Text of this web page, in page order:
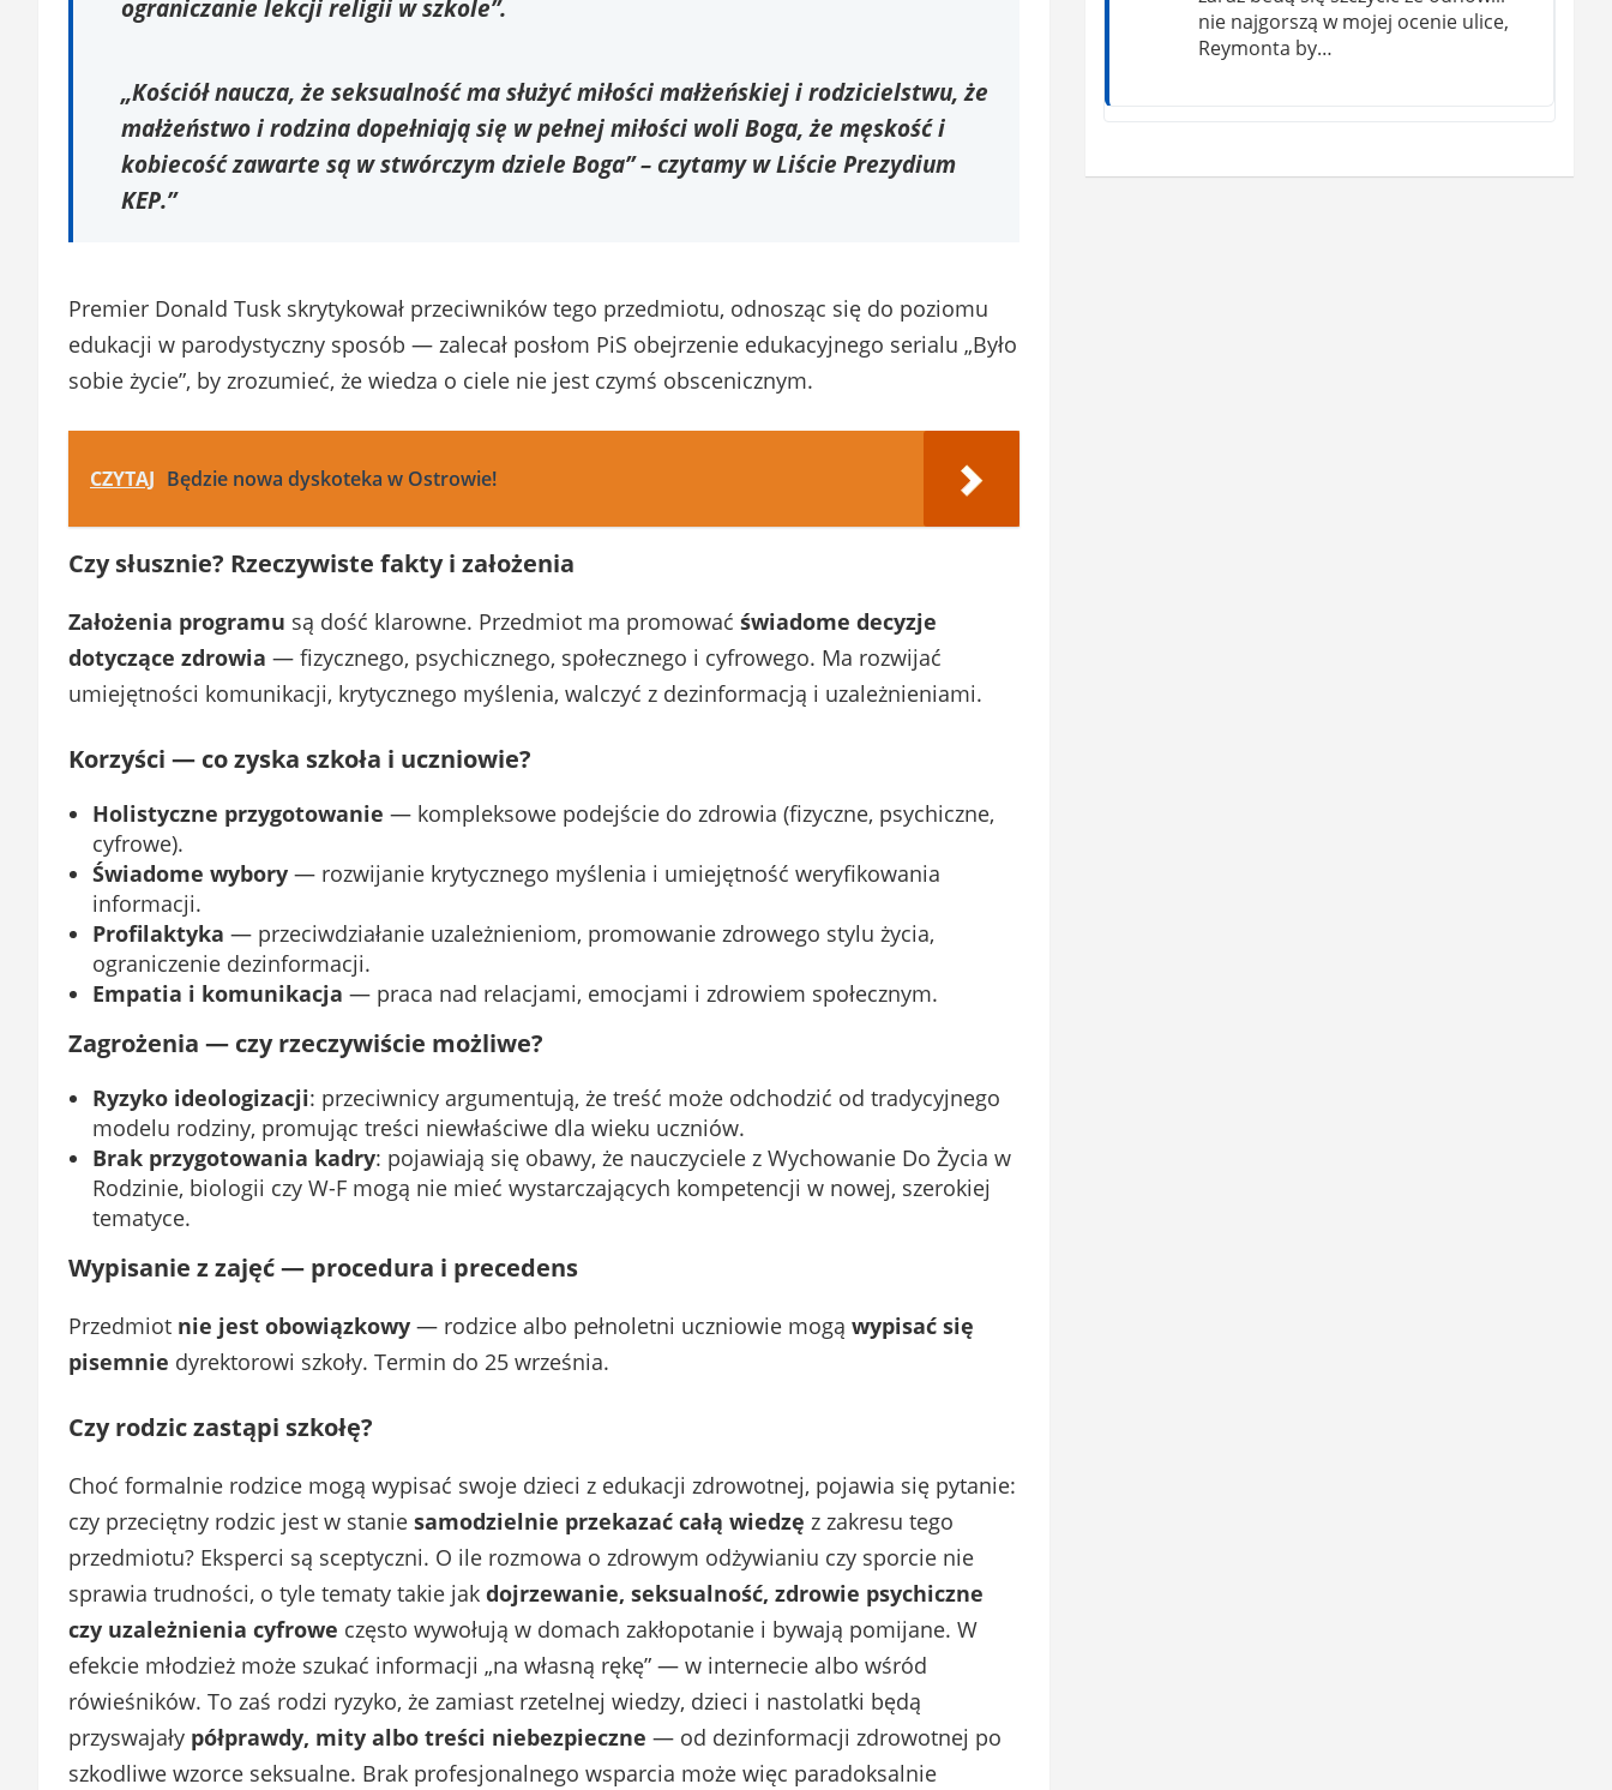
ograniczanie lekcji religii w szkole”.
„Kościół naucza, że seksualność ma służyć miłości małżeńskiej i rodzicielstwu, że
małżeństwo i rodzina dopełniają się w pełnej miłości woli Boga, że męskość i
kobiecość zawarte są w stwórczym dziele Boga” – czytamy w Liście Prezydium
KEP.”
Premier Donald Tusk skrytykował przeciwników tego przedmiotu, odnosząc się do poziomu
edukacji w parodystyczny sposób — zalecał posłom PiS obejrzenie edukacyjnego serialu „Było
sobie życie”, by zrozumieć, że wiedza o ciele nie jest czymś obscenicznym.
CZYTAJ Będzie nowa dyskoteka w Ostrowie!
Czy słusznie? Rzeczywiste fakty i założenia
Założenia programu są dość klarowne. Przedmiot ma promować świadome decyzje
dotyczące zdrowia — fizycznego, psychicznego, społecznego i cyfrowego. Ma rozwijać
umiejętności komunikacji, krytycznego myślenia, walczyć z dezinformacją i uzależnieniami.
Korzyści — co zyska szkoła i uczniowie?
Holistyczne przygotowanie — kompleksowe podejście do zdrowia (fizyczne, psychiczne,
cyfrowe).
Świadome wybory — rozwijanie krytycznego myślenia i umiejętność weryfikowania
informacji.
Profilaktyka — przeciwdziałanie uzależnieniom, promowanie zdrowego stylu życia,
ograniczenie dezinformacji.
Empatia i komunikacja — praca nad relacjami, emocjami i zdrowiem społecznym.
Zagrożenia — czy rzeczywiście możliwe?
Ryzyko ideologizacji: przeciwnicy argumentują, że treść może odchodzić od tradycyjnego
modelu rodziny, promując treści niewłaściwe dla wieku uczniów.
Brak przygotowania kadry: pojawiają się obawy, że nauczyciele z Wychowanie Do Życia w
Rodzinie, biologii czy W-F mogą nie mieć wystarczających kompetencji w nowej, szerokiej
tematyce.
Wypisanie z zajęć — procedura i precedens
Przedmiot nie jest obowiązkowy — rodzice albo pełnoletni uczniowie mogą wypisać się
pisemnie dyrektorowi szkoły. Termin do 25 września.
Czy rodzic zastąpi szkołę?
Choć formalnie rodzice mogą wypisać swoje dzieci z edukacji zdrowotnej, pojawia się pytanie:
czy przeciętny rodzic jest w stanie samodzielnie przekazać całą wiedzę z zakresu tego
przedmiotu? Eksperci są sceptyczni. O ile rozmowa o zdrowym odżywianiu czy sporcie nie
sprawia trudności, o tyle tematy takie jak dojrzewanie, seksualność, zdrowie psychiczne
czy uzależnienia cyfrowe często wywołują w domach zakłopotanie i bywają pomijane. W
efekcie młodzież może szukać informacji „na własną rękę” — w internecie albo wśród
rówieśników. To zaś rodzi ryzyko, że zamiast rzetelnej wiedzy, dzieci i nastolatki będą
przyswajały półprawdy, mity albo treści niebezpieczne — od dezinformacji zdrowotnej po
szkodliwe wzorce seksualne. Brak profesjonalnego wsparcia może więc paradoksalnie
nie najgorszą w mojej ocenie ulice,
Reymonta by…